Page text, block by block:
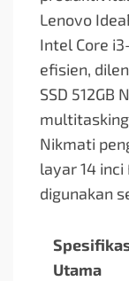
Lenovo
Intel Core
efisien,
SSD 512GB
Nikmati
layar 14 inci
digunakan
Utama